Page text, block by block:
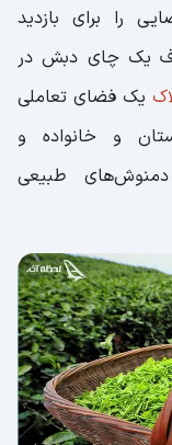
را برای بازدید
یک چای دبش در
یک فضای تعاملی
و خانواده و
طبیعی